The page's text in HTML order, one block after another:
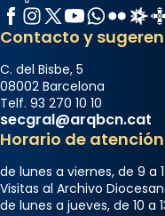
Facebook
Instagram
X / Twitter
YouTube
WhatsApp
Flickr
Contacto y
C. del Bisbe, 5
08002 Barcelona
Telf. 93 270 10 10
secgral@arqbcn.cat
Horario de
de lunes a viernes, de 9 a
Visitas al Archivo
de lunes a jueves, de 10 a